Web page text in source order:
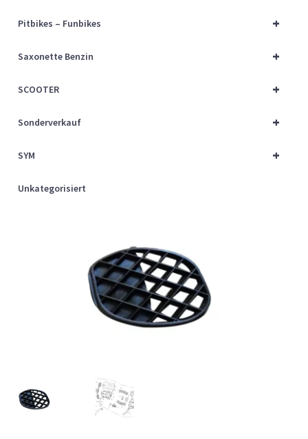
+
Pitbikes – Funbikes
+
Saxonette Benzin
+
SCOOTER
+
Sonderverkauf
+
SYM
Unkategorisiert